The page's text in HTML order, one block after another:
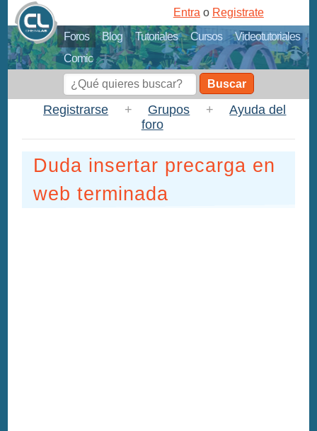
Foros Blog Tutoriales Cursos
Videotutoriales
Comic
Entra o Registrate
Buscar
Registrarse + Grupos +
Ayuda del
foro
Duda insertar precarga en
web terminada